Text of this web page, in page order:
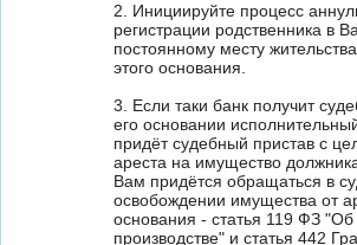
2. Инициируйте процесс
регистрации родственника в
постоянному месту
этого основания.
3. Если таки банк получит
его основании
придёт судебный пристав с
ареста на имущество
Вам придётся обращаться в
освобождении имущества от
основания - статья 119 ФЗ
производстве" и статья 442